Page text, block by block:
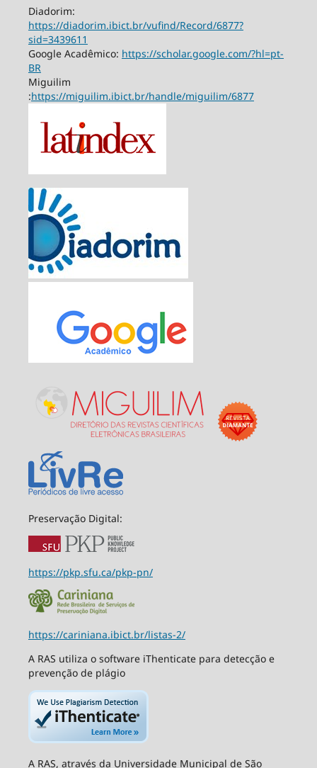
Diadorim:
https://diadorim.ibict.br/vufind/Record/6877?
sid=3439611
Google Acadêmico: https://scholar.google.com/?hl=pt-
BR
Miguilim
:https://miguilim.ibict.br/handle/miguilim/6877
Preservação Digital:
https://pkp.sfu.ca/pkp-pn/
https://cariniana.ibict.br/listas-2/
A RAS utiliza o software iThenticate para detecção e
prevenção de plágio
A RAS, através da Universidade Municipal de São